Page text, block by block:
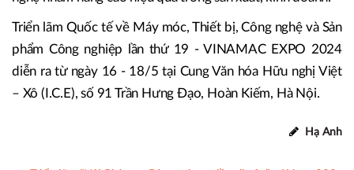
để các tổ chức, doanh nghiệp quảng bá sản phẩm, tăng
cường trao đổi kinh nghiệm, nắm bắt cơ hội đầu tư, mở
rộng thị trường, liên doanh liên kết, chuyển giao công
nghệ nhằm nâng cao hiệu quả trong sản xuất, kinh doanh.
Triển lãm Quốc tế về Máy móc, Thiết bị, Công nghệ và Sản